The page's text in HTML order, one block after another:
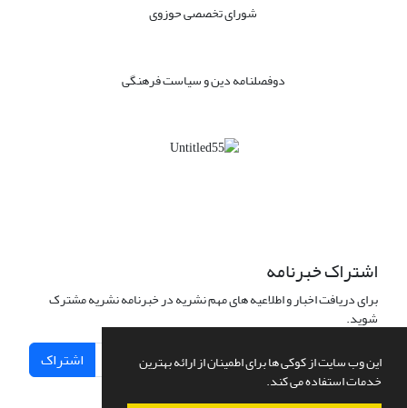
این وب سایت از کوکی ها برای اطمینان از ارائه بهترین
خدمات استفاده می کند.
شورای تخصصی حوزوی
دوفصلنامه دین و سیاست فرهنگی
اشتراک خبرنامه
برای دریافت اخبار و اطلاعیه های مهم نشریه در خبرنامه نشریه مشترک
شوید.
اشتراک